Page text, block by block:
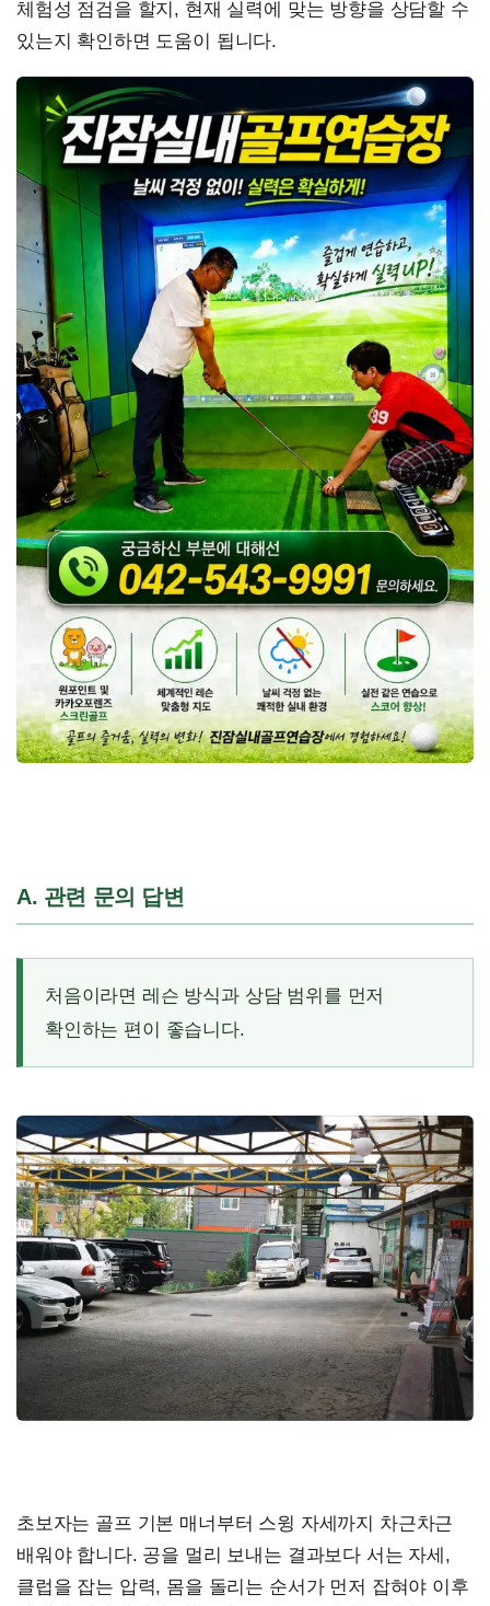
체험성 점검을 할지, 현재 실력에 맞는 방향을 상담할 수
있는지 확인하면 도움이 됩니다.
A. 관련 문의 답변
처음이라면 레슨 방식과 상담 범위를 먼저
확인하는 편이 좋습니다.
초보자는 골프 기본 매너부터 스윙 자세까지 차근차근
배워야 합니다. 공을 멀리 보내는 결과보다 서는 자세,
클럽을 잡는 압력, 몸을 돌리는 순서가 먼저 잡혀야 이후